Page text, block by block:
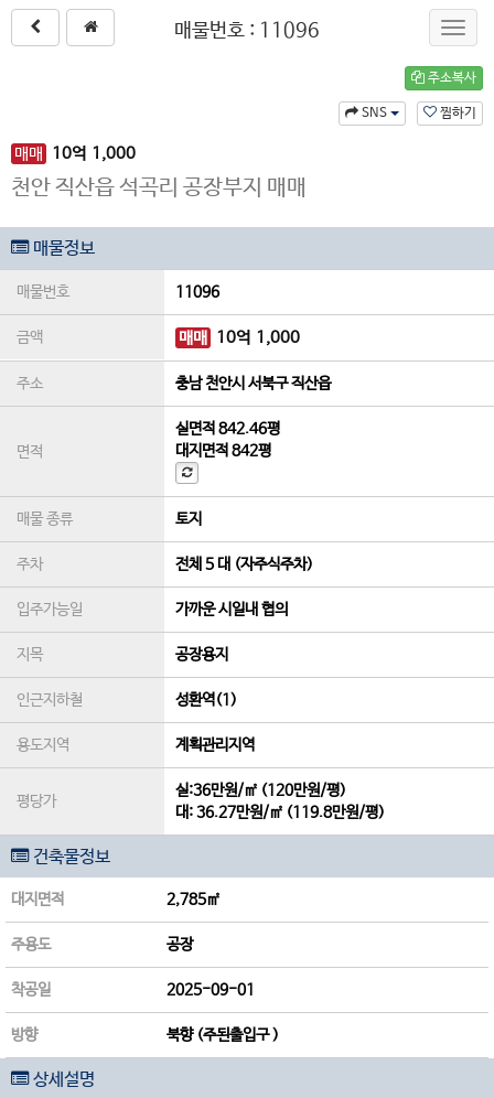
매물번호 : 11096
주소복사
찜하기
SNS
매매 10억 1,000
천안 직산읍 석곡리 공장부지 매매
매물정보
매물번호 11096
금액 매매 10억 1,000
주소 충남 천안시 서북구 직산읍
면적
실면적842.46평
대지면적842평
매물 종류 토지
주차 전체 5 대 (자주식주차)
입주가능일 가까운 시일내 협의
지목 공장용지
인근지하철 성환역(1)
용도지역 계획관리지역
평당가
실:36만원/㎡ (120만원/평)
대:36.27만원/㎡ (119.8만원/평)
건축물정보
대지면적 2,785㎡
주용도 공장
착공일 2025-09-01
방향 북향 (주된출입구 )
상세설명